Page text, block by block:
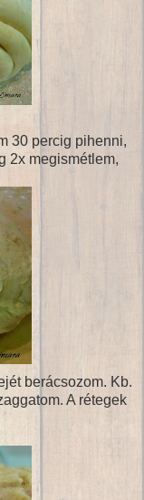
30 percig pihenni,
2x megismétlem,
berácsozom. Kb.
A rétegek